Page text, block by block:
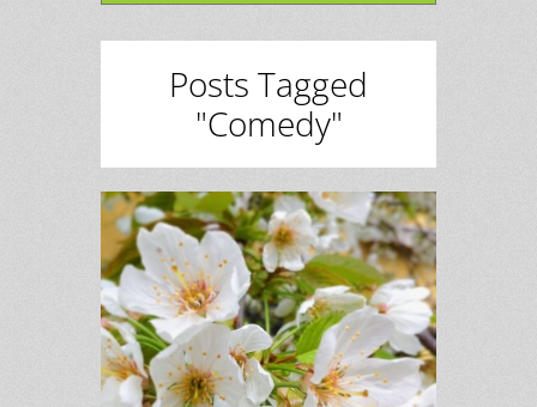
Posts Tagged
"Comedy"